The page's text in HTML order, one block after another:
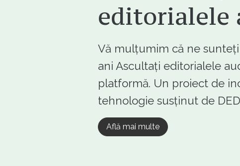
editorialele
Vă mulțumim că ne
ani Ascultați editorialele
platformă. Un proiect de
tehnologie susținut de
Află mai multe